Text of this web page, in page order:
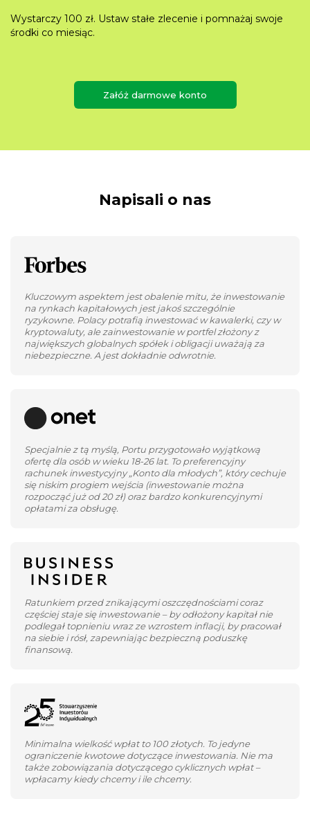
Wystarczy 100 zł. Ustaw stałe zlecenie i pomnażaj swoje
środki co miesiąc.
Załóż darmowe konto
Napisali o nas
Kluczowym aspektem jest obalenie mitu, że inwestowanie
na rynkach kapitałowych jest jakoś szczególnie
ryzykowne. Polacy potrafią inwestować w kawalerki, czy w
kryptowaluty, ale zainwestowanie w portfel złożony z
największych globalnych spółek i obligacji uważają za
niebezpieczne. A jest dokładnie odwrotnie.
Specjalnie z tą myślą, Portu przygotowało wyjątkową
ofertę dla osób w wieku 18-26 lat. To preferencyjny
rachunek inwestycyjny „Konto dla młodych”, który cechuje
się niskim progiem wejścia (inwestowanie można
rozpocząć już od 20 zł) oraz bardzo konkurencyjnymi
opłatami za obsługę.
Ratunkiem przed znikającymi oszczędnościami coraz
częściej staje się inwestowanie – by odłożony kapitał nie
podlegał topnieniu wraz ze wzrostem inflacji, by pracował
na siebie i rósł, zapewniając bezpieczną poduszkę
finansową.
Minimalna wielkość wpłat to 100 złotych. To jedyne
ograniczenie kwotowe dotyczące inwestowania. Nie ma
także zobowiązania dotyczącego cyklicznych wpłat –
wpłacamy kiedy chcemy i ile chcemy.